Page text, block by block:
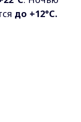
до +12°C.